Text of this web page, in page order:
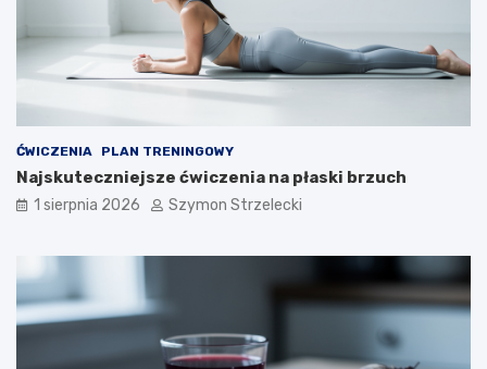
ĆWICZENIA PLAN TRENINGOWY
Najskuteczniejsze ćwiczenia na płaski brzuch
1 sierpnia 2026 Szymon Strzelecki